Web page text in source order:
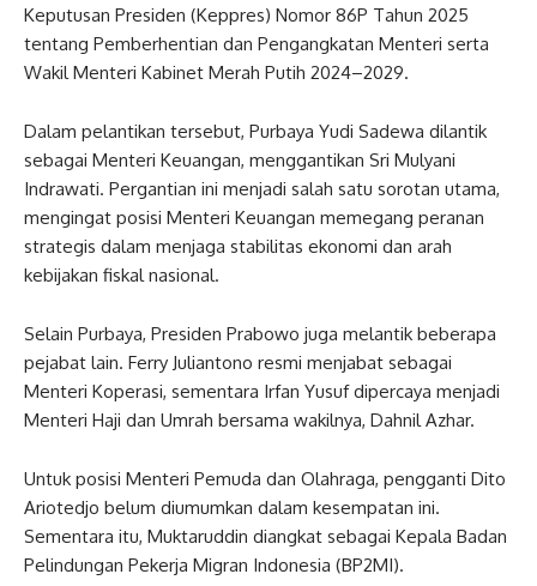
Keputusan Presiden (Keppres) Nomor 86P Tahun 2025
tentang Pemberhentian dan Pengangkatan Menteri serta
Wakil Menteri Kabinet Merah Putih 2024–2029.
Dalam pelantikan tersebut, Purbaya Yudi Sadewa dilantik
sebagai Menteri Keuangan, menggantikan Sri Mulyani
Indrawati. Pergantian ini menjadi salah satu sorotan utama,
mengingat posisi Menteri Keuangan memegang peranan
strategis dalam menjaga stabilitas ekonomi dan arah
kebijakan fiskal nasional.
Selain Purbaya, Presiden Prabowo juga melantik beberapa
pejabat lain. Ferry Juliantono resmi menjabat sebagai
Menteri Koperasi, sementara Irfan Yusuf dipercaya menjadi
Menteri Haji dan Umrah bersama wakilnya, Dahnil Azhar.
Untuk posisi Menteri Pemuda dan Olahraga, pengganti Dito
Ariotedjo belum diumumkan dalam kesempatan ini.
Sementara itu, Muktaruddin diangkat sebagai Kepala Badan
Pelindungan Pekerja Migran Indonesia (BP2MI).